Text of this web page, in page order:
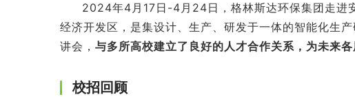
2024年4月17日-4月24日，格林斯达环保集团走进
经济开发区，是集设计、生产、研发于一体的智能化生
讲会， 与多所高校建立了良好的人才合作关系，为未来
校招回顾